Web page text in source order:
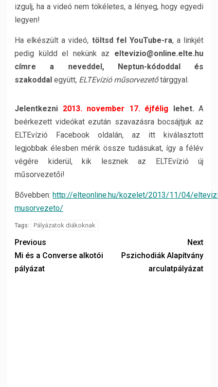
izgulj, ha a videó nem tökéletes, a lényeg, hogy egyedi
legyen!
Ha elkészült a videó, töltsd fel YouTube-ra, a linkjét
pedig küldd el nekünk az eltevizio@online.elte.hu
címre a neveddel, Neptun-kódoddal és
szakoddal együtt, ELTEvízió műsorvezetőtárggyal.
Jelentkezni 2013. november 17. éjfélig lehet. A
beérkezett videókat ezután szavazásra bocsájtjuk az
ELTEvízió Facebook oldalán, az itt kiválasztott
legjobbak élesben mérik össze tudásukat, így a félév
végére kiderül, kik lesznek az ELTEvízió új
műsorvezetői!
Bővebben: http://elteonline.hu/kozelet/2013/11/04/
musorvezeto/
Tags: Pályázatok diákoknak
Previous
Mi és a Converse alkotói
pályázat
Next
Pszichodiák Alapítvány
arculatpályázat